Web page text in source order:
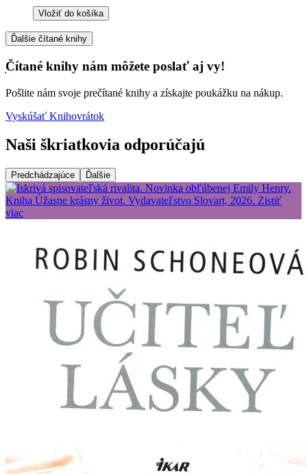
Vložiť do košíka
Ďalšie čítané knihy
Čítané knihy nám môžete poslať aj vy!
Pošlite nám svoje prečítané knihy a získajte poukážku na nákup.
Vyskúšať Knihovrátok
Naši škriatkovia odporúčajú
Predchádzajúce Ďalšie